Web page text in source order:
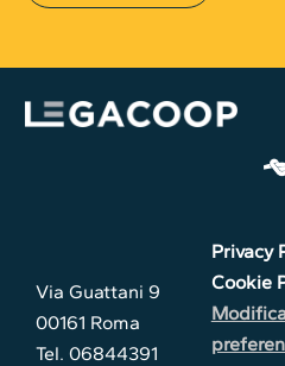
Via Guattani 9
00161 Roma
Tel. 06844391
Privacy
Cookie